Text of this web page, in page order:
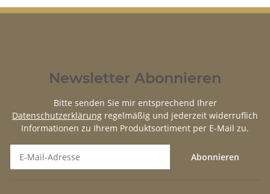
Newsletter Abonnieren
Bitte senden Sie mir entsprechend Ihrer
Datenschutzerklärung regelmäßig und jederzeit widerruflich
Informationen zu Ihrem Produktsortiment per E-Mail zu.
Abonnieren